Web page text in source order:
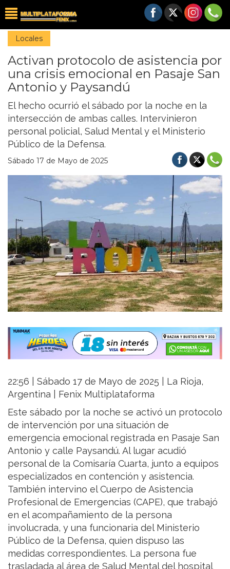
Locales
Activan protocolo de asistencia por
una crisis emocional en Pasaje San
Antonio y Paysandú
El hecho ocurrió el sábado por la noche en la
intersección de ambas calles. Intervinieron
personal policial, Salud Mental y el Ministerio
Público de la Defensa.
Sábado 17 de Mayo de 2025
22:56 | Sábado 17 de Mayo de 2025 | La Rioja,
Argentina | Fenix Multiplataforma
Este sábado por la noche se activó un protocolo
de intervención por una situación de
emergencia emocional registrada en Pasaje San
Antonio y calle Paysandú. Al lugar acudió
personal de la Comisaría Cuarta, junto a equipos
especializados en contención y asistencia.
También intervino el Cuerpo de Asistencia
Profesional de Emergencias (CAPE), que trabajó
en el acompañamiento de la persona
involucrada, y una funcionaria del Ministerio
Público de la Defensa, quien dispuso las
medidas correspondientes. La persona fue
trasladada al área de Salud Mental del hospital